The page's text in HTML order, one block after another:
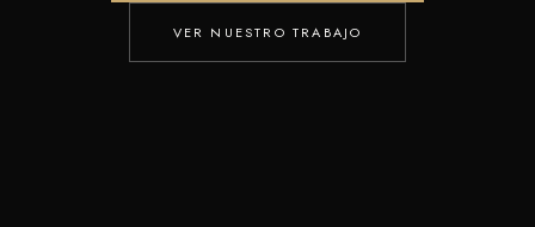
VER NUESTRO TRABAJO